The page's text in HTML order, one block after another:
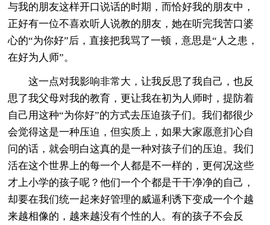
与我的朋友这样开口说话的时期，而恰好我的朋友中，
正好有一位不喜欢听人说教的朋友，她在听完我苦口婆
心的“为你好”后，直接把我骂了一顿，意思是“人之患，
在好为人师”。
这一点对我影响非常大，让我反思了我自己，也反
思了我父母对我的教育，更让我在初为人师时，提防着
自己用这种“为你好”的方式去压迫孩子们。我们都很少
会觉得这是一种压迫，但实质上，如果大家愿意扪心自
问的话，就会明白这真的是一种对孩子们的压迫。我们
活在这个世界上的每一个人都是不一样的，更何况这些
才上小学的孩子呢？他们一个个都是干干净净的自己，
却要在我们统一起来好管理的威逼利诱下变成一个个越
来越相像的，越来越没有个性的人。有的孩子不会反